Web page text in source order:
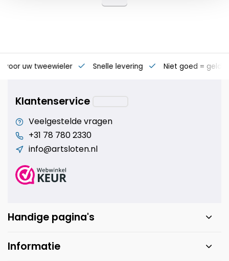
voor uw tweewieler Snelle levering Niet goed = geld
Klantenservice
Veelgestelde vragen
+31 78 780 2330
info@artsloten.nl
Handige pagina's
Informatie